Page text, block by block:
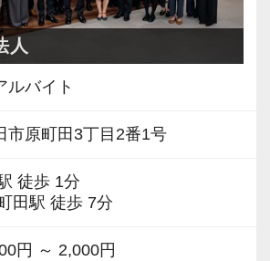
ついて
定めていませんが、週3～4日程
ほど勤務していただける方を想
状況に合わせてこれ以下やフル
にご相談ください。
2回寸志を支給♪≫
まれる信頼をサービスに昇華
サービス業」だと考えていま
と事務所双方にとって気持ちの
ません。
してVERTEXでは「人を大切に
人
ルバイト
市原町田3丁目2番1号
徒歩 1分
田駅 徒歩 7分
円 ～ 2,000円